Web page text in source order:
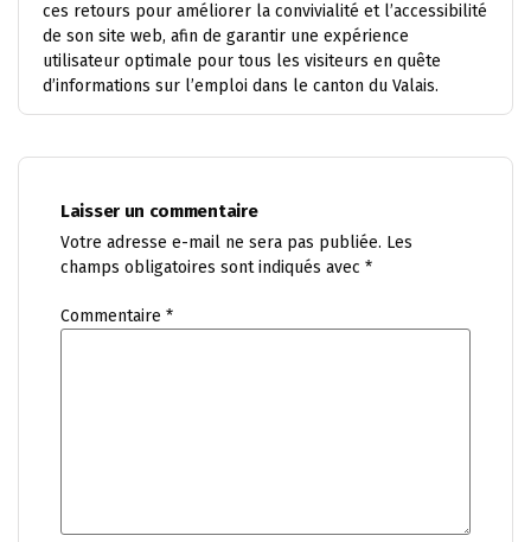
ces retours pour améliorer la convivialité et l’accessibilité
de son site web, afin de garantir une expérience
utilisateur optimale pour tous les visiteurs en quête
d’informations sur l’emploi dans le canton du Valais.
Laisser un commentaire
Votre adresse e-mail ne sera pas publiée. Les
champs obligatoires sont indiqués avec *
Commentaire *